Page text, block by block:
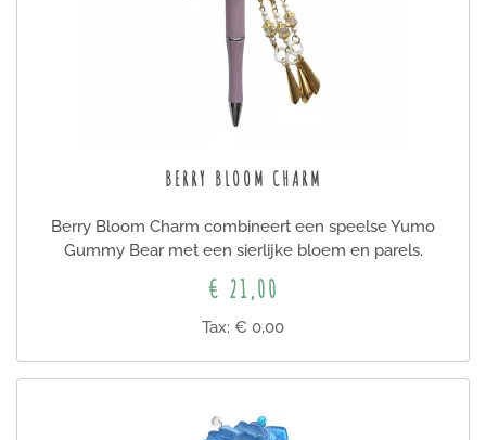
BERRY BLOOM CHARM
Berry Bloom Charm combineert een speelse Yumo
Gummy Bear met een sierlijke bloem en parels.
€ 21,00
Tax: € 0,00